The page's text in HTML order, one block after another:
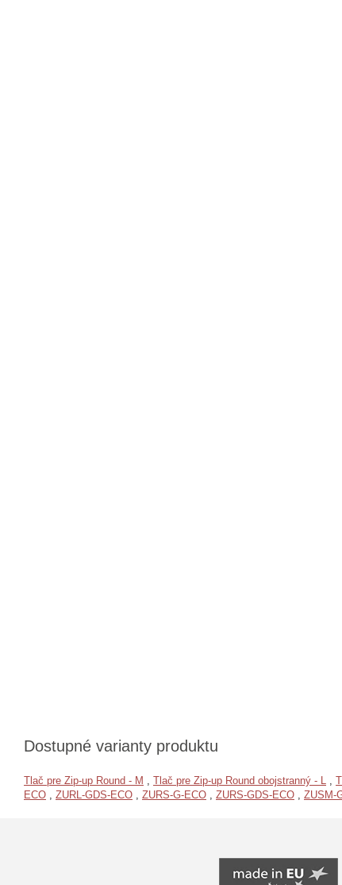
Dostupné varianty produktu
Tlač pre Zip-up Round - M , Tlač pre Zip-up Round obojstranný - L ,
ECO , ZURL-GDS-ECO , ZURS-G-ECO , ZURS-GDS-ECO , ZUSM-